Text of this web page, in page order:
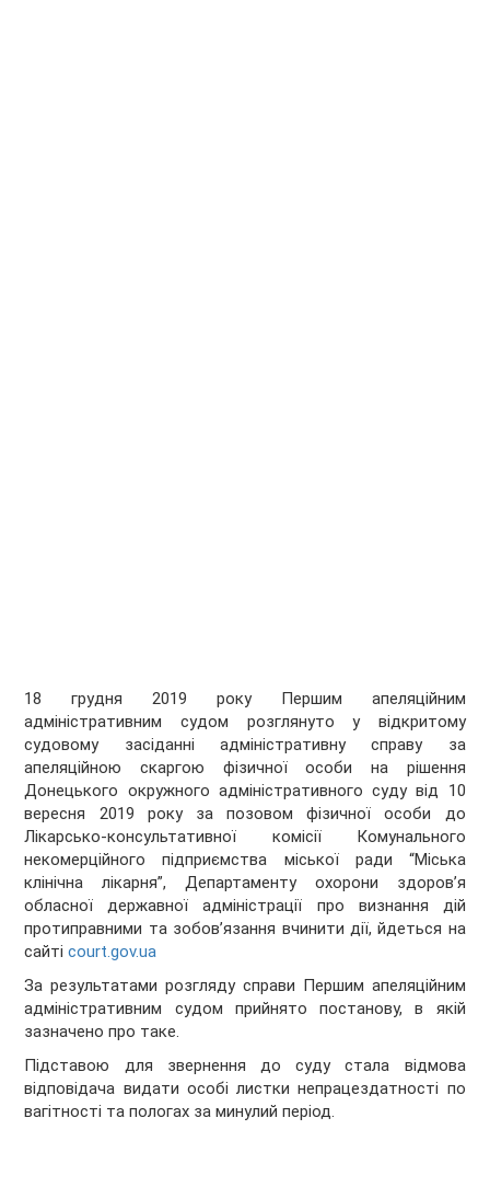
18 грудня 2019 року Першим апеляційним
адміністративним судом розглянуто у відкритому
судовому засіданні адміністративну справу за
апеляційною скаргою фізичної особи на рішення
Донецького окружного адміністративного суду від 10
вересня 2019 року за позовом фізичної особи до
Лікарсько-консультативної комісії Комунального
некомерційного підприємства міської ради “Міська
клінічна лікарня”, Департаменту охорони здоров’я
обласної державної адміністрації про визнання дій
протиправними та зобов’язання вчинити дії, йдеться на
сайтіcourt.gov.ua
За результатами розгляду справи Першим апеляційним
адміністративним судом прийнято постанову, в якій
зазначено про таке.
Підставою для звернення до суду стала відмова
відповідача видати особі листки непрацездатності по
вагітності та пологах за минулий період.